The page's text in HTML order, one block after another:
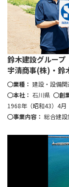
鈴木建設グルー
宇清商事(株)・鈴
業種： 建設・設備関
本社： 石川県 創
1968年（昭和43）4月
事業内容： 総合建設